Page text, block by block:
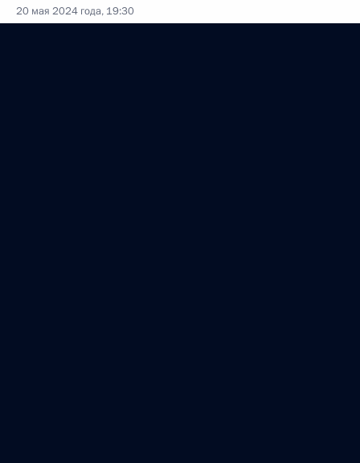
20 мая 2024 года, 19:30